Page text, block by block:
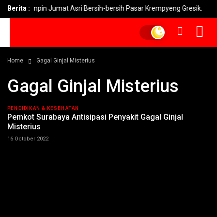
Berita :
Yani Pimpin Jumat Asri Bersih-bersih Pasar Krempyeng Gresik.
Home Gagal Ginjal Misterius
Gagal Ginjal Misterius
PENDIDIKAN & KESEHATAN
Pemkot Surabaya Antisipasi Penyakit Gagal Ginjal
Misterius
16 October 2022